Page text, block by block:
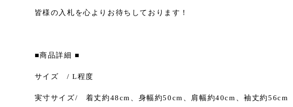
皆様の入札を心よりお待ちしております！
■商品詳細 ■
サイズ / L程度
実寸サイズ/ 着丈約48cm、身幅約50cm、肩幅約40cm、袖丈約56cm